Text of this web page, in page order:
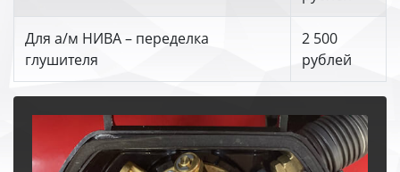
Для а/м НИВА – переделка
глушителя
2 500
рублей